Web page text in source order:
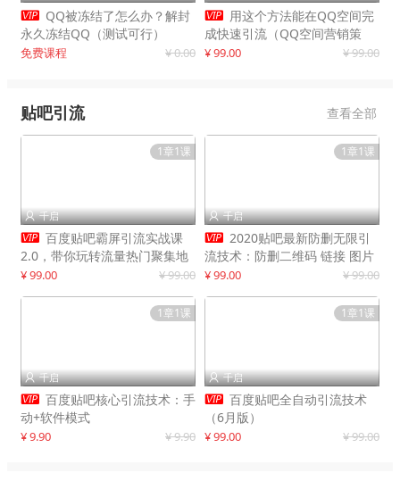
 QQ被冻结了怎么办？解封
永久冻结QQ（测试可行）
免费课程 ¥ 0.00
 用这个方法能在QQ空间完
成快速引流（QQ空间营销策
略）
¥ 99.00 ¥ 99.00
贴吧引流 查看全部
1章1课
 千启
 百度贴吧霸屏引流实战课
2.0，带你玩转流量热门聚集地
¥ 99.00 ¥ 99.00
1章1课
 千启
 2020贴吧最新防删无限引
流技术：防删二维码 链接 图片
制作
¥ 99.00 ¥ 99.00
1章1课
 千启
 百度贴吧核心引流技术：手
动+软件模式
¥ 9.90 ¥ 9.90
1章1课
 千启
 百度贴吧全自动引流技术
（6月版）
¥ 99.00 ¥ 99.00